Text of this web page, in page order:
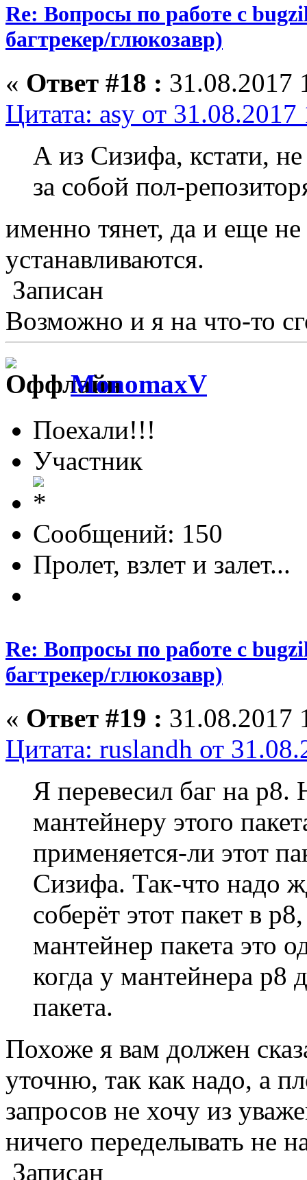
Re: Вопросы по работе с
багтрекер/глюкозавр)
« Ответ #18 : 31.08.2017
Цитата: asy от
А из Сизифа, кстати,
за собой пол-
именно тянет, да и еще не
устанавливаются.
Записан
Возможно и я на что-то
MonomaxV
Поехали!!!
Участник
Сообщений: 150
Пролет, взлет и залет...
Re: Вопросы по работе с
багтрекер/глюкозавр)
« Ответ #19 : 31.08.2017
Цитата: ruslandh от
Я перевесил баг на p8.
мантейнеру этого
применяется-ли этот
Сизифа. Так-что надо
соберёт этот пакет в
мантейнер пакета это
когда у мантейнера p8
пакета.
Похоже я вам должен
уточню, так как надо, а
запросов не хочу из
ничего переделывать не
Записан